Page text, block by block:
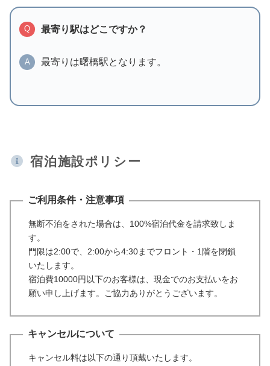
Q 最寄り駅はどこですか？
A 最寄りは曙橋駅となります。
宿泊施設ポリシー
ご利用条件・注意事項
無断不泊をされた場合は、100%宿泊代金を請求致しま
す。
門限は2:00で、2:00から4:30までフロント・1階を閉鎖
いたします。
宿泊費10000円以下のお客様は、現金でのお支払いをお
願い申し上げます。ご協力ありがとうございます。
キャンセルについて
キャンセル料は以下の通り頂戴いたします。